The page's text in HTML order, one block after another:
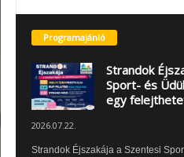
Programajánló
Strandok
Sport- és
egy
2026.07.22.
Strandok Éjszakája a Szentesi